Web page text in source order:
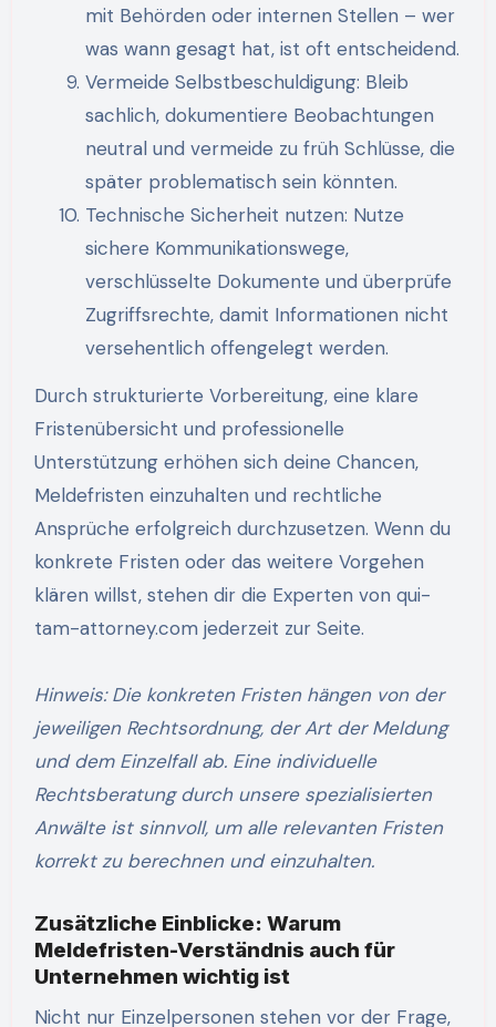
mit Behörden oder internen Stellen – wer
was wann gesagt hat, ist oft entscheidend.
Vermeide Selbstbeschuldigung: Bleib
sachlich, dokumentiere Beobachtungen
neutral und vermeide zu früh Schlüsse, die
später problematisch sein könnten.
Technische Sicherheit nutzen: Nutze
sichere Kommunikationswege,
verschlüsselte Dokumente und überprüfe
Zugriffsrechte, damit Informationen nicht
versehentlich offengelegt werden.
Durch strukturierte Vorbereitung, eine klare
Fristenübersicht und professionelle
Unterstützung erhöhen sich deine Chancen,
Meldefristen einzuhalten und rechtliche
Ansprüche erfolgreich durchzusetzen. Wenn du
konkrete Fristen oder das weitere Vorgehen
klären willst, stehen dir die Experten von qui-
tam-attorney.com jederzeit zur Seite.
Hinweis: Die konkreten Fristen hängen von der
jeweiligen Rechtsordnung, der Art der Meldung
und dem Einzelfall ab. Eine individuelle
Rechtsberatung durch unsere spezialisierten
Anwälte ist sinnvoll, um alle relevanten Fristen
korrekt zu berechnen und einzuhalten.
Zusätzliche Einblicke: Warum
Meldefristen-Verständnis auch für
Unternehmen wichtig ist
Nicht nur Einzelpersonen stehen vor der Frage,